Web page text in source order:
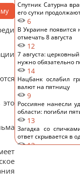
Спутник Сатурна
его сутки
6
В Украине появится
отмечать 8 августа
12
7 августа:
нужно обязательно
14
Нацбанк ослабил
валют на пятницу
9
Россияне нанесли
области: погибли
13
Загадка со
ответ скрывается в
13